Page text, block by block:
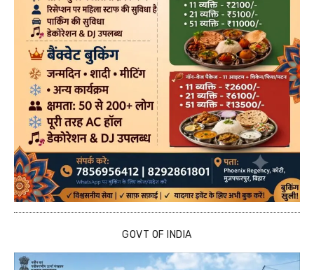
GOVT OF INDIA